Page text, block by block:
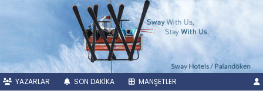
YAZARLAR SON DAKİKA MANŞETLER